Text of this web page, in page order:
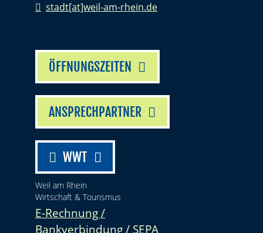
stadt[at]weil-am-rhein.de
ÖFFNUNGSZEITEN
ANSPRECHPARTNER
WWT
Weil am Rhein
Wirtschaft & Tourismus
E-Rechnung /
Bankverbindung / SEPA